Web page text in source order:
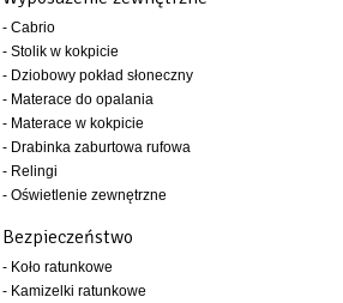
- Cabrio
- Stolik w kokpicie
- Dziobowy pokład słoneczny
- Materace do opalania
- Materace w kokpicie
- Drabinka zaburtowa rufowa
- Relingi
- Oświetlenie zewnętrzne
Bezpieczeństwo
- Koło ratunkowe
- Kamizelki ratunkowe